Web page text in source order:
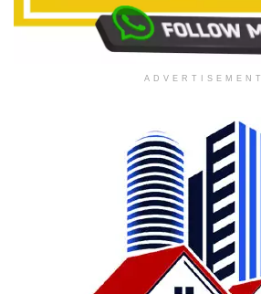
ADVERTISEMENT